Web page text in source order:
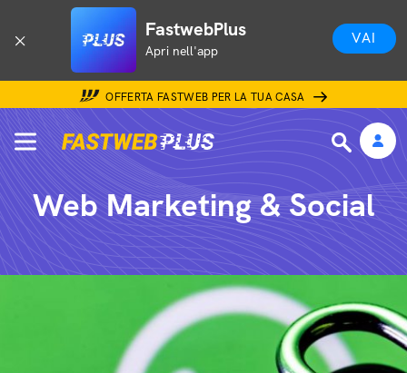
FastwebPlus
Apri nell'app
VAI
OFFERTA FASTWEB PER LA TUA CASA
Web Marketing & Social